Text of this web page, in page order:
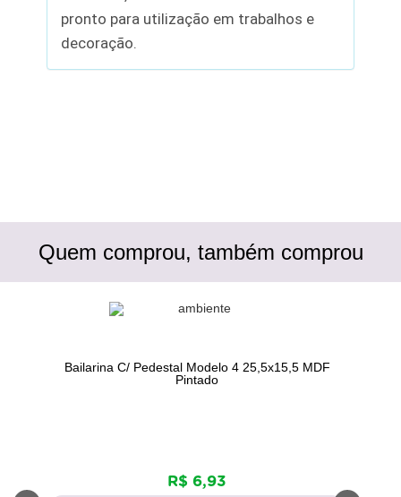
pronto para utilização em trabalhos e
decoração.
Quem comprou, também comprou
Bailarina C/ Pedestal Modelo 4 25,5x15,5 MDF
Pintado
R$ 6,93